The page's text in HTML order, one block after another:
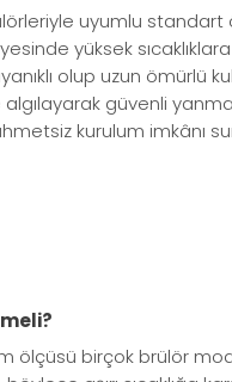
uyumlu standart
yüksek
olup uzun ömürlü
algılayarak güvenli
kurulum imkânı
ölçüsü birçok brülör